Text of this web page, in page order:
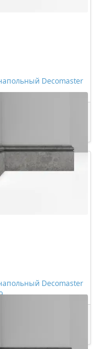
Decomaster
Decomaster